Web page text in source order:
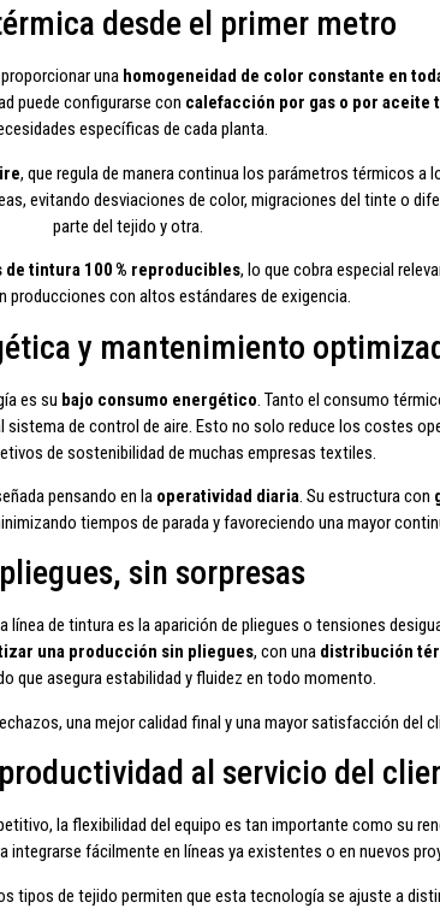
desde el primer metro
una homogeneidad de color constante en
puede configurarse con calefacción por gas o por aceite
específicas de cada planta.
, que regula de manera continua los parámetros térmicos a
evitando desviaciones de color, migraciones del tinte o
parte del tejido y otra.
de tintura 100 % reproducibles, lo que cobra especial
producciones con altos estándares de exigencia.
y mantenimiento
es su bajo consumo energético . Tanto el consumo
de control de aire. Esto no solo reduce los costes
de sostenibilidad de muchas empresas textiles.
pensando en la operatividad diaria. Su estructura con
tiempos de parada y favoreciendo una mayor
sin sorpresas
línea de tintura es la aparición de pliegues o tensiones
una producción sin pliegues, con una distribución
que asegura estabilidad y fluidez en todo momento.
una mejor calidad final y una mayor satisfacción del
al servicio del
la flexibilidad del equipo es tan importante como su
integrarse fácilmente en líneas ya existentes o en nuevos
tipos de tejido permiten que esta tecnología se ajuste a